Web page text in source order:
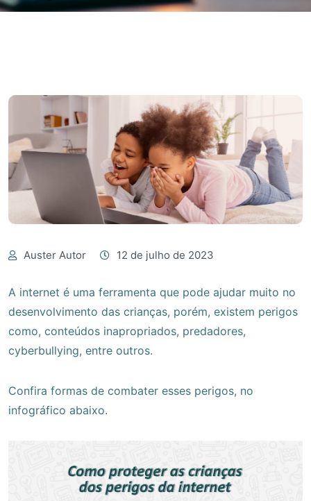
Auster Autor 12 de julho de 2023
A internet é uma ferramenta que pode ajudar muito no
desenvolvimento das crianças, porém, existem perigos
como, conteúdos inapropriados, predadores,
cyberbullying, entre outros.
Confira formas de combater esses perigos, no
infográfico abaixo.